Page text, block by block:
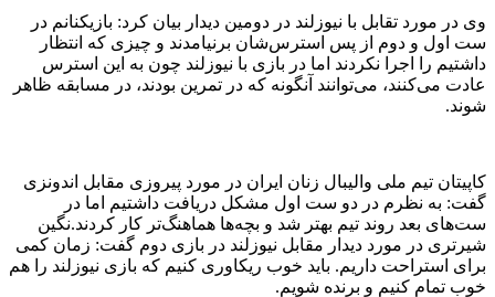
وی در مورد تقابل با نیوزلند در دومین دیدار بیان کرد: بازیکنانم در
ست اول و دوم از پس استرس‌شان برنیامدند و چیزی که انتظار
داشتیم را اجرا نکردند اما در بازی با نیوزلند چون به این استرس
عادت می‌‌کنند، می‌توانند آنگونه که در تمرین بودند، در مسابقه ظاهر
شوند.
کاپیتان تیم ملی والیبال زنان ایران در مورد پیروزی مقابل اندونزی
گفت: به نظرم در دو ست اول مشکل دریافت داشتیم اما در
ست‌های بعد روند تیم بهتر شد و بچه‌ها هماهنگ‌تر کار کردند.نگین
شیرتری در مورد دیدار مقابل نیوزلند در بازی دوم گفت: زمان کمی
برای استراحت داریم. باید خوب ریکاوری کنیم که بازی نیوزلند را هم
خوب تمام کنیم و برنده شویم.